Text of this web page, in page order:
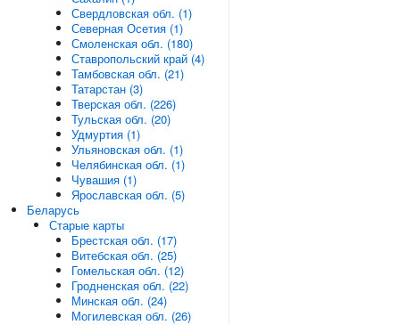
Свердловская обл. (1)
Северная Осетия (1)
Смоленская обл. (180)
Ставропольский край (4)
Тамбовская обл. (21)
Татарстан (3)
Тверская обл. (226)
Тульская обл. (20)
Удмуртия (1)
Ульяновская обл. (1)
Челябинская обл. (1)
Чувашия (1)
Ярославская обл. (5)
Беларусь
Старые карты
Брестская обл. (17)
Витебская обл. (25)
Гомельская обл. (12)
Гродненская обл. (22)
Минская обл. (24)
Могилевская обл. (26)